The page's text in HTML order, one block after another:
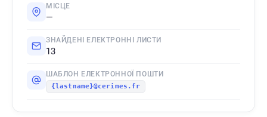
МІСЦЕ
—
ЗНАЙДЕНІ ЕЛЕКТРОННІ ЛИСТИ
13
ШАБЛОН ЕЛЕКТРОННОЇ ПОШТИ
{lastname}@cerimes.fr